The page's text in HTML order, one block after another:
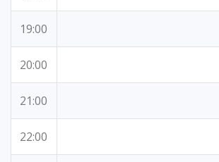
19:00
20:00
21:00
22:00